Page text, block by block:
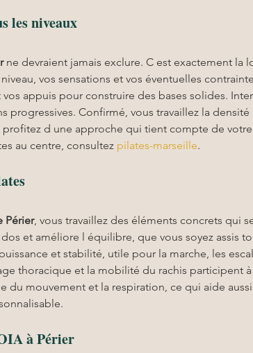
les niveaux
ne devraient jamais exclure. C est exactement la
vos sensations et vos éventuelles
appuis pour construire des bases solides.
progressives. Confirmé, vous travaillez la
profitez d une approche qui tient compte de
au centre, consultez pilates-marseille.
Périer, vous travaillez des éléments concrets qui
et améliore l équilibre, que vous soyez assis
et stabilité, utile pour la marche, les
thoracique et la mobilité du rachis participent
du mouvement et la respiration, ce qui aide
à Périer